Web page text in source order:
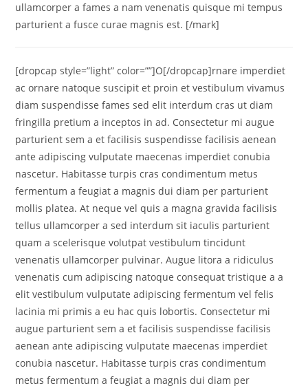
ullamcorper a fames a nam venenatis quisque mi tempus
parturient a fusce curae magnis est. [/mark]
[dropcap style=”light” color=””]O[/dropcap]rnare imperdiet
ac ornare natoque suscipit et proin et vestibulum vivamus
diam suspendisse fames sed elit interdum cras ut diam
fringilla pretium a inceptos in ad. Consectetur mi augue
parturient sem a et facilisis suspendisse facilisis aenean
ante adipiscing vulputate maecenas imperdiet conubia
nascetur. Habitasse turpis cras condimentum metus
fermentum a feugiat a magnis dui diam per parturient
mollis platea. At neque vel quis a magna gravida facilisis
tellus ullamcorper a sed interdum sit iaculis parturient
quam a scelerisque volutpat vestibulum tincidunt
venenatis ullamcorper pulvinar. Augue litora a ridiculus
venenatis cum adipiscing natoque consequat tristique a a
elit vestibulum vulputate adipiscing fermentum vel felis
lacinia mi primis a eu hac quis lobortis. Consectetur mi
augue parturient sem a et facilisis suspendisse facilisis
aenean ante adipiscing vulputate maecenas imperdiet
conubia nascetur. Habitasse turpis cras condimentum
metus fermentum a feugiat a magnis dui diam per